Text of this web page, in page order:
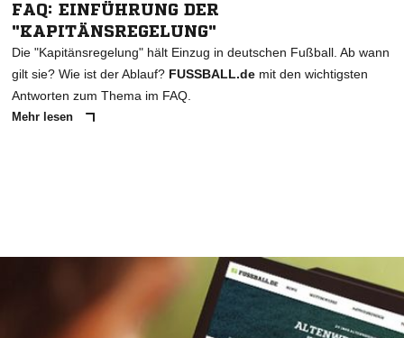
FAQ: EINFÜHRUNG DER
"KAPITÄNSREGELUNG"
Die "Kapitänsregelung" hält Einzug in deutschen Fußball. Ab wann
gilt sie? Wie ist der Ablauf? FUSSBALL.de mit den wichtigsten
Antworten zum Thema im FAQ.
Mehr lesen